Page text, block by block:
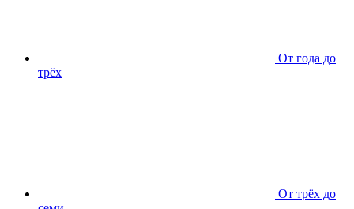
От года до
трёх
От трёх до